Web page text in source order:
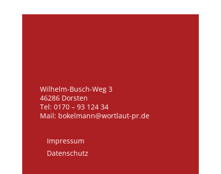
Wilhelm-Busch-Weg 3
46286 Dorsten
Tel: 0170 – 93 124 34
Mail: bokelmann@wortlaut-pr.de
Impressum
Datenschutz